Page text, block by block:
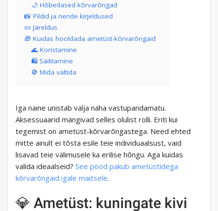
🌙 Hõbedased kõrvarõngad
📸 Pildid ja nende kirjeldused
📜 Järeldus
🎁 Kuidas hooldada ametüst-kõrvarõngaid
🌊 Koristamine
🛍 Säilitamine
🚫 Mida vältida
Iga naine unistab välja näha vastupandamatu.
Aksessuaarid mängivad selles olulist rolli. Eriti kui
tegemist on ametüst-kõrvarõngastega. Need ehted
mitte ainult ei tõsta esile teie individuaalsust, vaid
lisavad teie välimusele ka erilise hõngu. Aga kuidas
valida ideaalseid? See pood pakub ametüstidega
kõrvarõngaid igale maitsele.
💎 Ametüst: kuningate kivi